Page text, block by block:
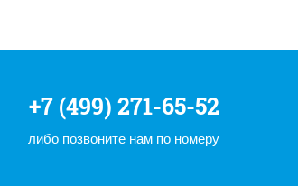
+7 (499) 271-65-52
либо позвоните нам по номеру